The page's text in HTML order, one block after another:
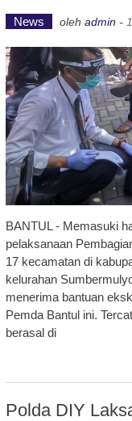
News oleh admin -
BANTUL - Memasuki
pelaksanaan
17 kecamatan di
kelurahan
menerima bantuan
Pemda Bantul ini.
berasal di
Polda DIY